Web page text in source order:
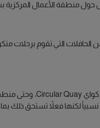
حول منطقة الأعمال المركزية
التي تقوم برحلات
نسبياً لكنها فعلاً تستحق